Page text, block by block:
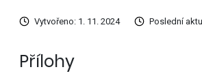
Vytvořeno: 1. 11. 2024 Poslední
Přílohy